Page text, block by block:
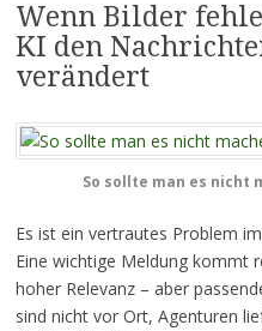
Wenn Bilder
KI den
verändert
So sollte man es nicht
Es ist ein vertrautes Problem
Eine wichtige Meldung kommt
hoher Relevanz – aber
sind nicht vor Ort, Agenturen